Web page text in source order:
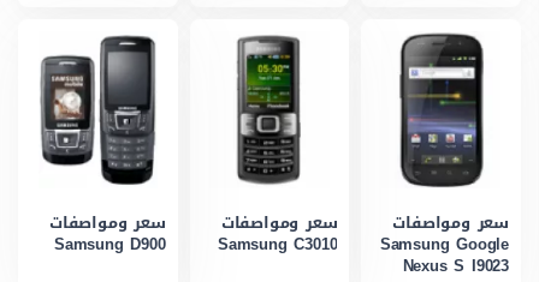
سعر ومواصفات
Samsung Google
Nexus S I9023
سعر ومواصفات
Samsung C3010
سعر ومواصفات
Samsung D900